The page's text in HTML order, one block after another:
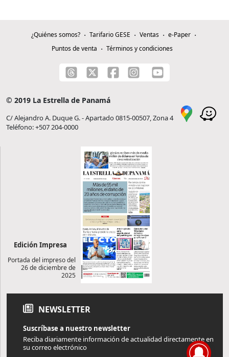
¿Quiénes somos? Tarifario GESE Ventas
e-Paper
Puntos de venta
Términos y condiciones
© 2019 La Estrella de Panamá
C/ Alejandro A. Duque G. - Apartado 0815-00507, Zona 4
Teléfono: +507 204-0000
Edición Impresa
Portada del impreso del
26 de diciembre de
2025
NEWSLETTER
Suscríbase a nuestro newsletter
Reciba diariamente información de actualidad directamente en
su correo electrónico